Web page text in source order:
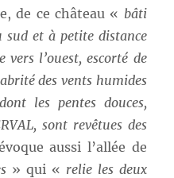
de ce château « bâti
sud et à petite distance
l’ouest, escorté de
abrité des vents humides
les pentes douces,
sont revêtues des
aussi l’allée de
» qui « relie les deux